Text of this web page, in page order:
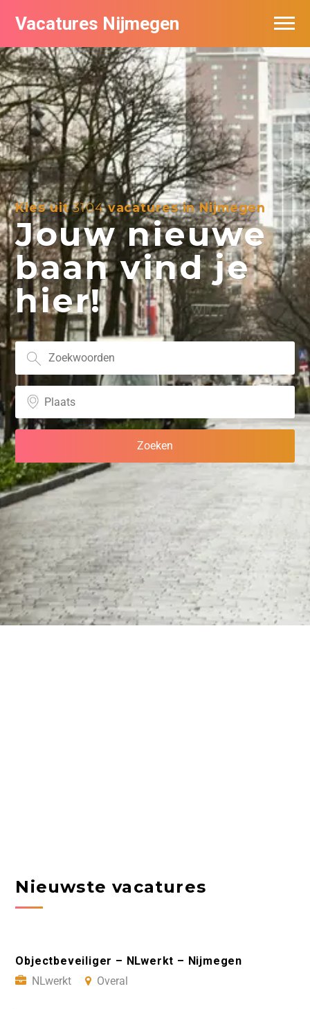
Vacatures Nijmegen
Kies uit3104vacatures in Nijmegen
Jouw nieuwe
baan vind je
hier!
Nieuwste vacatures
Objectbeveiliger – NLwerkt – Nijmegen
NLwerkt
Overal
Vacatures per bedrijf
De populairste vacatures in Nijmegen
Nieuwsbrief feed